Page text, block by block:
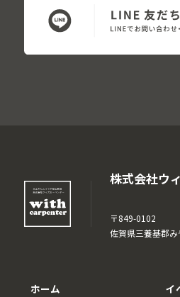
株式会社ウ
〒849-0102
佐賀県三養基郡
ホーム イ